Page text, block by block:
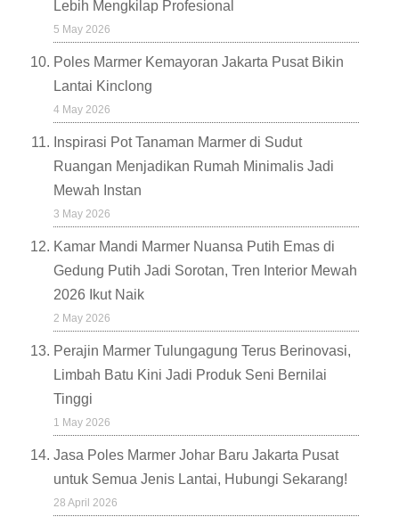
Lebih Mengkilap Profesional
5 May 2026
Poles Marmer Kemayoran Jakarta Pusat Bikin
Lantai Kinclong
4 May 2026
Inspirasi Pot Tanaman Marmer di Sudut
Ruangan Menjadikan Rumah Minimalis Jadi
Mewah Instan
3 May 2026
Kamar Mandi Marmer Nuansa Putih Emas di
Gedung Putih Jadi Sorotan, Tren Interior Mewah
2026 Ikut Naik
2 May 2026
Perajin Marmer Tulungagung Terus Berinovasi,
Limbah Batu Kini Jadi Produk Seni Bernilai
Tinggi
1 May 2026
Jasa Poles Marmer Johar Baru Jakarta Pusat
untuk Semua Jenis Lantai, Hubungi Sekarang!
28 April 2026